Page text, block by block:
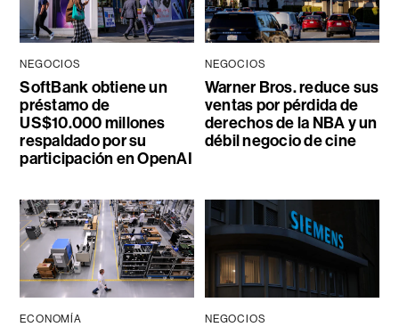
NEGOCIOS
SoftBank obtiene un
préstamo de
US$10.000 millones
respaldado por su
participación en OpenAI
NEGOCIOS
Warner Bros. reduce sus
ventas por pérdida de
derechos de la NBA y un
débil negocio de cine
ECONOMÍA NEGOCIOS